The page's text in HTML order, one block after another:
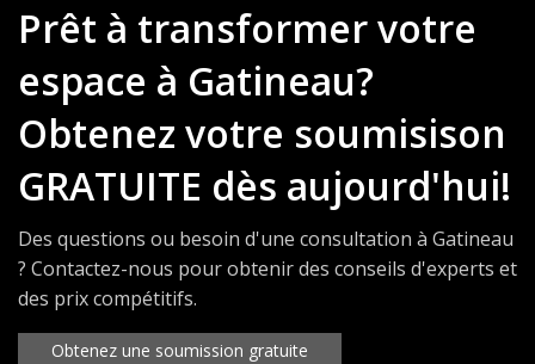
Prêt à transformer votre
espace à Gatineau?
Obtenez votre soumisison
GRATUITE dès aujourd'hui!
Des questions ou besoin d'une consultation à Gatineau
? Contactez-nous pour obtenir des conseils d'experts et
des prix compétitifs.
Obtenez une soumission gratuite